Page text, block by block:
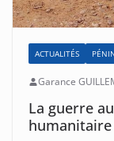
ACTUALITÉS
Garance
La guerre
humanitaire